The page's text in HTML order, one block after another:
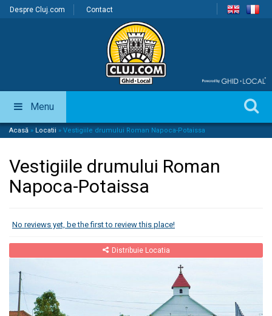
Despre Cluj.com Contact
Menu
Acasă » Locatii » Vestigiile drumului Roman Napoca-Potaissa
Vestigiile drumului Roman
Napoca-Potaissa
No reviews yet, be the first to review this place!
Distribuie Locatia